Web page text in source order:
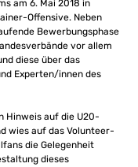
am 6. Mai 2018 in
Offensive. Neben
Bewerbungsphase
vor allem
diese über das
Experten/innen des
Hinweis auf die U20-
wies auf das Volunteer-
die Gelegenheit
dieses